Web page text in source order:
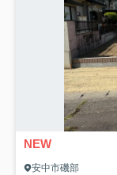
NEW
安中市磯部